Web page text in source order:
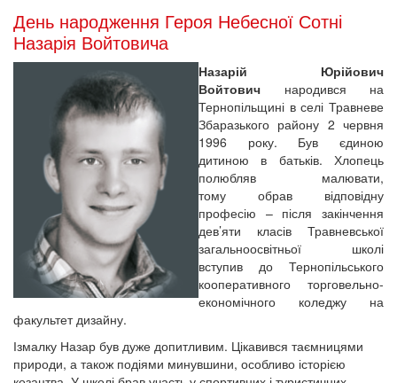
День народження Героя Небесної Сотні
Назарія Войтовича
Назарій Юрійович
Войтович народився на
Тернопільщині в селі Травневе
Збаразького району 2 червня
1996 року. Був єдиною
дитиною в батьків. Хлопець
полюбляв малювати,
тому обрав відповідну
професію – після закінчення
дев’яти класів Травневської
загальноосвітньої школі
вступив до Тернопільського
кооперативного торговельно-
економічного коледжу на
факультет дизайну.
Ізмалку Назар був дуже допитливим. Цікавився таємницями
природи, а також подіями минувшини, особливо історією